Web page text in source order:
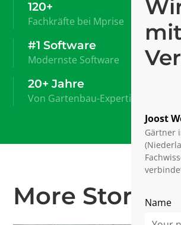
Joost
Gärtner
Name
120+
Fachkräfte bei Mprise
#1 Software
Modernste Software
20+ Jahre
Von Gartenbau-Expertise
More Stories